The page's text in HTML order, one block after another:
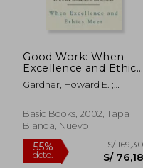
Good Work: When
Excellence and Ethics
Meet (en Inglés)
Gardner, Howard E. ;
Damon, William
Basic Books, 2002, Tapa
Blanda, Nuevo